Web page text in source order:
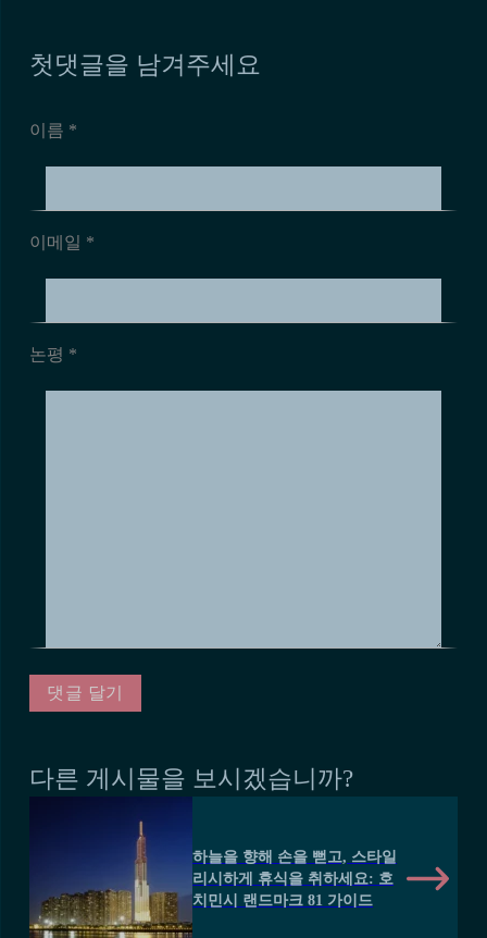
첫댓글을 남겨주세요
이름 *
이메일 *
논평 *
다른 게시물을 보시겠습니까?
하늘을 향해 손을 뻗고, 스타일
리시하게 휴식을 취하세요: 호
치민시 랜드마크 81 가이드